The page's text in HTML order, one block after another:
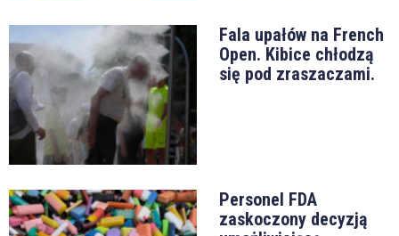
Fala upałów na French
Open. Kibice chłodzą
się pod zraszaczami.
Personel FDA
zaskoczony decyzją